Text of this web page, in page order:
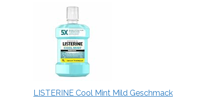
LISTERINE Cool Mint Mild Geschmack